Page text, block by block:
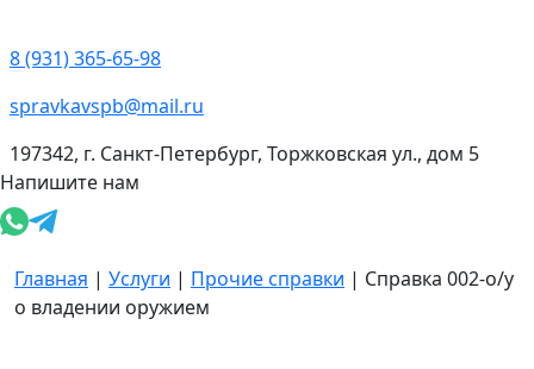
8 (931) 365-65-98
spravkavspb@mail.ru
197342, г. Санкт-Петербург, Торжковская ул., дом 5
Напишите нам
Главная | Услуги | Прочие справки | Справка 002-о/у
о владении оружием